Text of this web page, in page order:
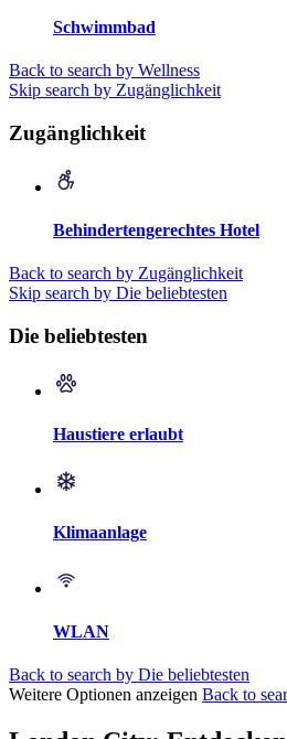
Schwimmbad
Back to search by Wellness
Skip search by Zugänglichkeit
Zugänglichkeit
Behindertengerechtes Hotel
Back to search by Zugänglichkeit
Skip search by Die beliebtesten
Die beliebtesten
Haustiere erlaubt
Klimaanlage
WLAN
Back to search by Die beliebtesten
Weitere Optionen anzeigen Back to